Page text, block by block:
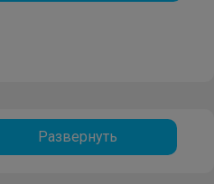
Развернуть